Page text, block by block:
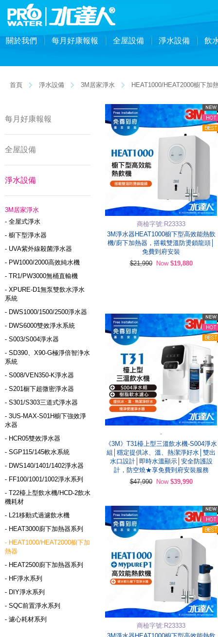
關於我們 每月好康報報 全屋設備 淨水設備 飲
首頁 淨水設備 3M居家淨水 HEAT1000/HEAT2000櫥下加
每月好康報報
全屋設備
淨水設備
3M居家淨水
- 全屋式淨水
- 櫥下型淨水器
- UVA紫外線殺菌淨水器
- PW1000/2000高效純水機
- TR1/PW3000無桶直輸機
- XPURE-D1無泵雙飲水淨水
系統
- DWS1000/1500/2500淨水器
- DWS6000雙效淨水系統
- S003/S004淨水器
- SD390、X90-G極淨倍智浄水
系統
- S008/VEN350-K淨水器
- S201橱下超微密淨水器
- S301/S303三道式淨水器
- 3US-MAX-S01H櫥下強效淨
水器
- HCR05雙效淨水器
- SGP115/145軟水系統
- DWS140/1401/1402淨水器
- FF100/1001/1002淨水系列
- T22檯上型飲水機/HCD-2飲水
機耗材
- L21移動式過濾飲水機
- HEAT3000廚下加熱器系列
- HEAT1000/HEAT2000櫥下加
熱器
- HEAT2500廚下加熱器系列
- HF淨水系列
- DIY淨水系列
- SQC前置淨水系列
- 濾心耗材系列
商檢字號:R23333
3M淨水器HEAT1000櫥下型高效能熱飲
機/廚下加熱器，搭載雙溫防燙鎖龍頭│
免費到府安裝
$21,990
Now $19,880
-
《3M》T31檯上型三溫飲水機-S004淨水
組│穩定提供冰、溫、熱潔淨好水│雙出
水口設計│即時水溫顯示│安全防護設
計，防空燒★享免費到府安裝服務
$47,990
Now $39,990
商檢字號:R23333